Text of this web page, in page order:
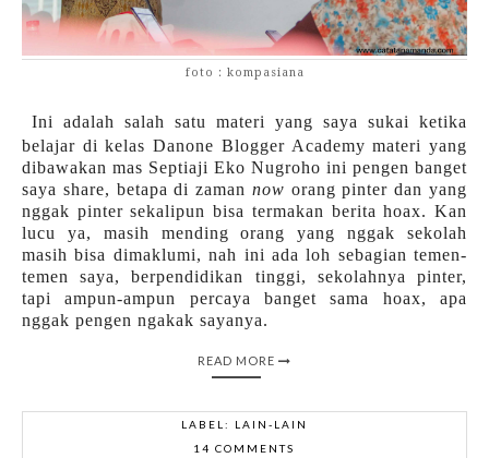
foto : kompasiana
Ini adalah salah satu materi yang saya sukai ketika
belajar di kelas Danone Blogger Academy materi yang
dibawakan mas Septiaji Eko Nugroho ini pengen banget
saya share, betapa di zaman now orang pinter dan yang
nggak pinter sekalipun bisa termakan berita hoax. Kan
lucu ya, masih mending orang yang nggak sekolah
masih bisa dimaklumi, nah ini ada loh sebagian temen-
temen saya, berpendidikan tinggi, sekolahnya pinter,
tapi ampun-ampun percaya banget sama hoax, apa
nggak pengen ngakak sayanya.
READ MORE
LABEL: LAIN-LAIN
14 COMMENTS